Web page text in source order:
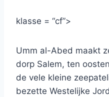
klasse = “cf”>
Umm al-Abed maakt
dorp Salem, ten
de vele kleine
bezette Westelijke